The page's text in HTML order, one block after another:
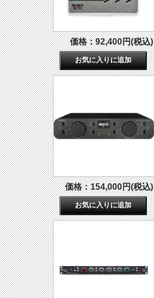
価格：92,400円(税込)
価格：154,000円(税込)